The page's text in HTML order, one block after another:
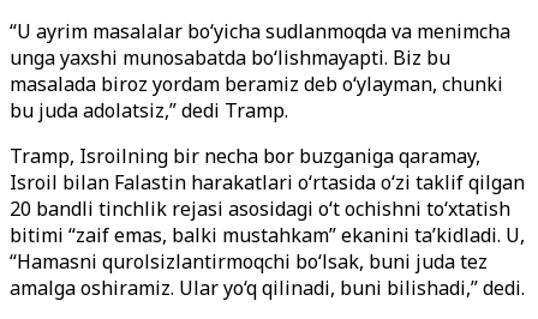
“U ayrim masalalar bo‘yicha sudlanmoqda va menimcha
unga yaxshi munosabatda bo‘lishmayapti. Biz bu
masalada biroz yordam beramiz deb o‘ylayman, chunki
bu juda adolatsiz,” dedi Tramp.
Tramp, Isroilning bir necha bor buzganiga qaramay,
Isroil bilan Falastin harakatlari o‘rtasida o‘zi taklif qilgan
20 bandli tinchlik rejasi asosidagi o‘t ochishni to‘xtatish
bitimi “zaif emas, balki mustahkam” ekanini ta’kidladi. U,
“Hamasni qurolsizlantirmoqchi bo‘lsak, buni juda tez
amalga oshiramiz. Ular yo‘q qilinadi, buni bilishadi,” dedi.